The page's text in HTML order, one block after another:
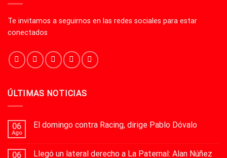
Te invitamos a seguirnos en las redes sociales para estar
conectados
ÚLTIMAS NOTICIAS
06
Ago
El domingo contra Racing, dirige Pablo Dóvalo
06 Llegó un lateral derecho a La Paternal: Alan Núñez